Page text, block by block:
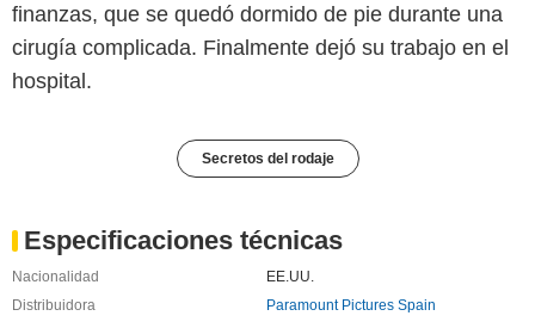
finanzas, que se quedó dormido de pie durante una
cirugía complicada. Finalmente dejó su trabajo en el
hospital.
Secretos del rodaje
Especificaciones técnicas
Nacionalidad
EE.UU.
Distribuidora
Paramount Pictures Spain